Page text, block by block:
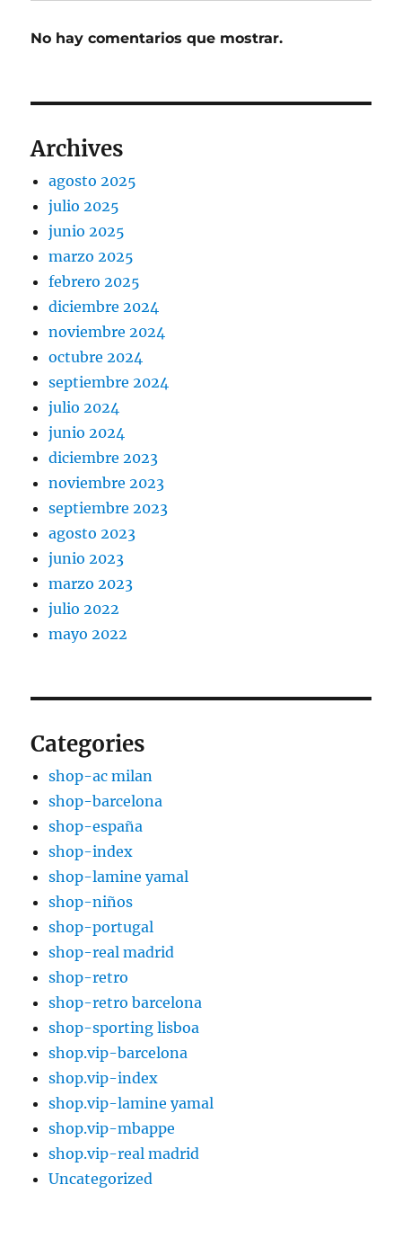
No hay comentarios que mostrar.
Archives
agosto 2025
julio 2025
junio 2025
marzo 2025
febrero 2025
diciembre 2024
noviembre 2024
octubre 2024
septiembre 2024
julio 2024
junio 2024
diciembre 2023
noviembre 2023
septiembre 2023
agosto 2023
junio 2023
marzo 2023
julio 2022
mayo 2022
Categories
shop-ac milan
shop-barcelona
shop-españa
shop-index
shop-lamine yamal
shop-niños
shop-portugal
shop-real madrid
shop-retro
shop-retro barcelona
shop-sporting lisboa
shop.vip-barcelona
shop.vip-index
shop.vip-lamine yamal
shop.vip-mbappe
shop.vip-real madrid
Uncategorized